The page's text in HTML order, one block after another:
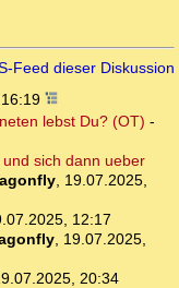
Feed dieser Diskussion
lebst Du? (OT) -
sich dann ueber
, 19.07.2025,
12:17
, 19.07.2025,
20:34